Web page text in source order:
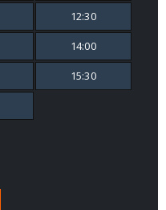
12:30
14:00
15:30